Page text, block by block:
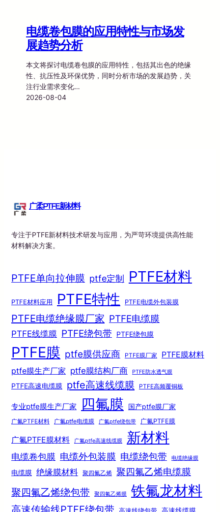
电缆卷包膜的应用特性与市场发
展趋势分析
本文将探讨电缆卷包膜的应用特性，包括其出色的绝缘
性、抗压性及环保优势，同时分析市场的发展趋势，关
注行业需求变化…
2026-08-04
广柔PTFE新材料
专注于PTFE新材料技术研发与应用，为严苛环境提供高性能
材料解决方案。
PTFE单向拉伸膜 ptfe定制 PTFE材料
PTFE材料应用 PTFE特性 PTFE电缆外包装膜
PTFE电缆绝缘膜厂家 PTFE电缆膜
PTFE线缆膜 PTFE绕包带 PTFE绕包膜
PTFE膜 ptfe膜供应商 PTFE膜厂家 PTFE膜材料
ptfe膜生产厂家 ptfe膜结构厂商 PTFE防水透气膜
PTFE高速电缆膜 ptfe高速线缆膜 PTFE高频覆铜板
专业ptfe膜生产厂家 四氟膜 国产ptfe膜厂家
广氟PTFE材料 广氟ptfe电缆膜 广氟ptfe绕包带 广氟PTFE膜
广氟PTFE膜材料 广氟ptfe高速线缆膜 新材料
电缆卷包膜 电缆外包装膜 电缆绕包带 电缆绝缘膜
电缆膜 绝缘膜材料 聚四氟乙烯
聚四氟乙烯电缆膜
聚四氟乙烯绕包带
聚四氟乙烯膜 铁氟龙材料